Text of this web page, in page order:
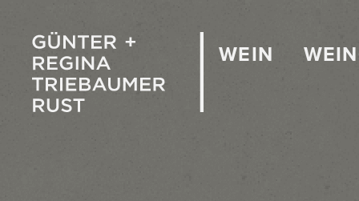
WEIN